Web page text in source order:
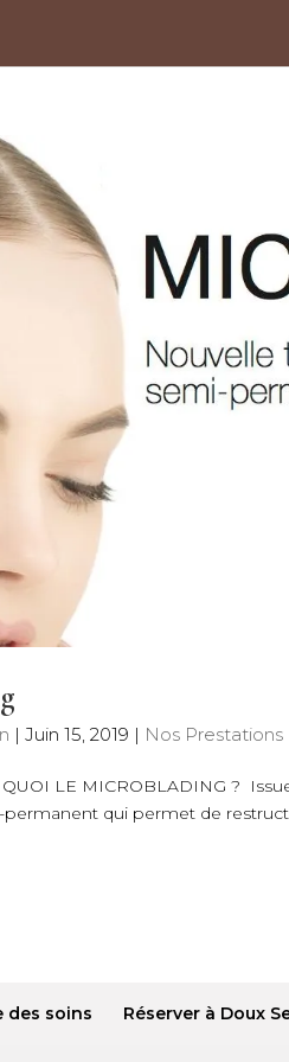
|Juin 15, 2019 | Nos Prestations
QUOI LE MICROBLADING ?
qui permet de
des soins Réserver à Doux